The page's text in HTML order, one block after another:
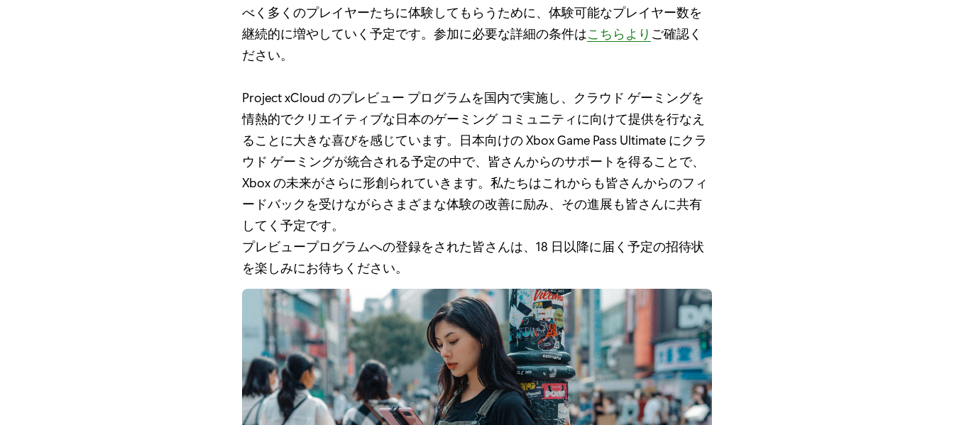
べく多くのプレイヤーたちに体験してもらうために、体験可能なプレイヤー数を
継続的に増やしていく予定です。参加に必要な詳細の条件はこちらより ご確認く
ださい。
Project xCloud のプレビュー プログラムを国内で実施し、クラウド ゲーミングを
情熱的でクリエイティブな日本のゲーミング コミュニティに向けて提供を行なえ
ることに大きな喜びを感じています。日本向けの Xbox Game Pass Ultimate にクラ
ウド ゲーミングが統合される予定の中で、皆さんからのサポートを得ることで、
Xbox の未来がさらに形創られていきます。私たちはこれからも皆さんからのフィ
ードバックを受けながらさまざまな体験の改善に励み、その進展も皆さんに共有
してく予定です。
プレビュープログラムへの登録をされた皆さんは、18 日以降に届く予定の招待状
を楽しみにお待ちください。